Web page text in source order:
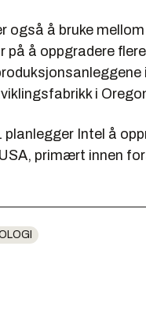
også å bruke
på å oppgradere
i
planlegger Intel å
primært innen